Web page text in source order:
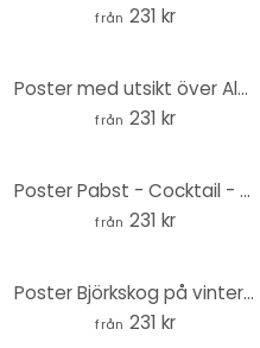
från 231 kr
Poster med utsikt över Alperna - bergslandskap i Dolomiterna
från 231 kr
Poster Pabst - Cocktail - Rund
från 231 kr
Poster Björkskog på vintern - EMELIEmaria - Round
från 231 kr